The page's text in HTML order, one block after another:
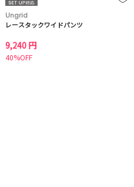
Ungrid
レースタックワイドパンツ
9,240 円
40%OFF